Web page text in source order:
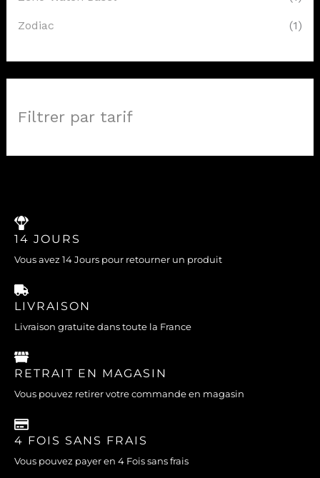
Zodiac (1)
Filtrer par tarif
14 JOURS
Vous avez 14 Jours pour retourner un produit
LIVRAISON
Livraison gratuite dans toute la France
RETRAIT EN MAGASIN
Vous pouvez retirer votre commande en magasin
4 FOIS SANS FRAIS
Vous pouvez payer en 4 Fois sans frais